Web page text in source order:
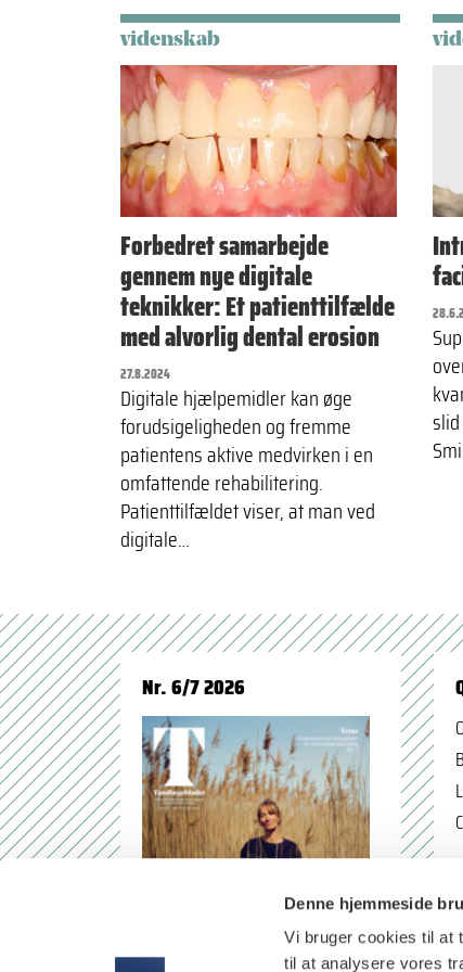
Denne hjemmeside
Vi bruger cookies til at
til at analysere vores
videnskab
Forbedret samarbejde
gennem nye digitale
teknikker: Et patienttilfælde
med alvorlig dental erosion
27.8.2024
Digitale hjælpemidler kan øge
forudsigeligheden og fremme
patientens aktive medvirken i en
omfattende rehabilitering.
Patienttilfældet viser, at man ved
digitale…
Nr. 6/7 2026